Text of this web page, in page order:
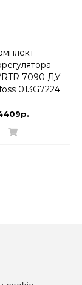
RTR 7090 ДУ
013G7224